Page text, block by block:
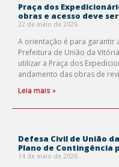
Praça dos
obras e acesso deve
22 de maio de 2026
A orientação é para
Prefeitura de União da
utilizar a Praça dos
andamento das obras de
Leia mais »
Defesa Civil de União
Plano de Contingência
14 de maio de 2026